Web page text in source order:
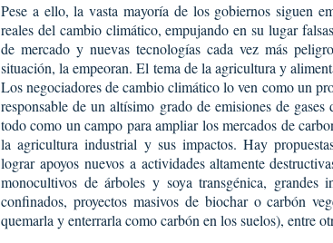
Pese a ello, la vasta mayoría de los gobiernos siguen
reales del cambio climático, empujando en su lugar
de mercado y nuevas tecnologías cada vez más
situación, la empeoran. El tema de la agricultura y
Los negociadores de cambio climático lo ven como un
responsable de un altísimo grado de emisiones de
todo como un campo para ampliar los mercados de
la agricultura industrial y sus impactos. Hay
lograr apoyos nuevos a actividades altamente
monocultivos de árboles y soya transgénica, grandes
confinados, proyectos masivos de biochar o carbón
quemarla y enterrarla como carbón en los suelos), entre